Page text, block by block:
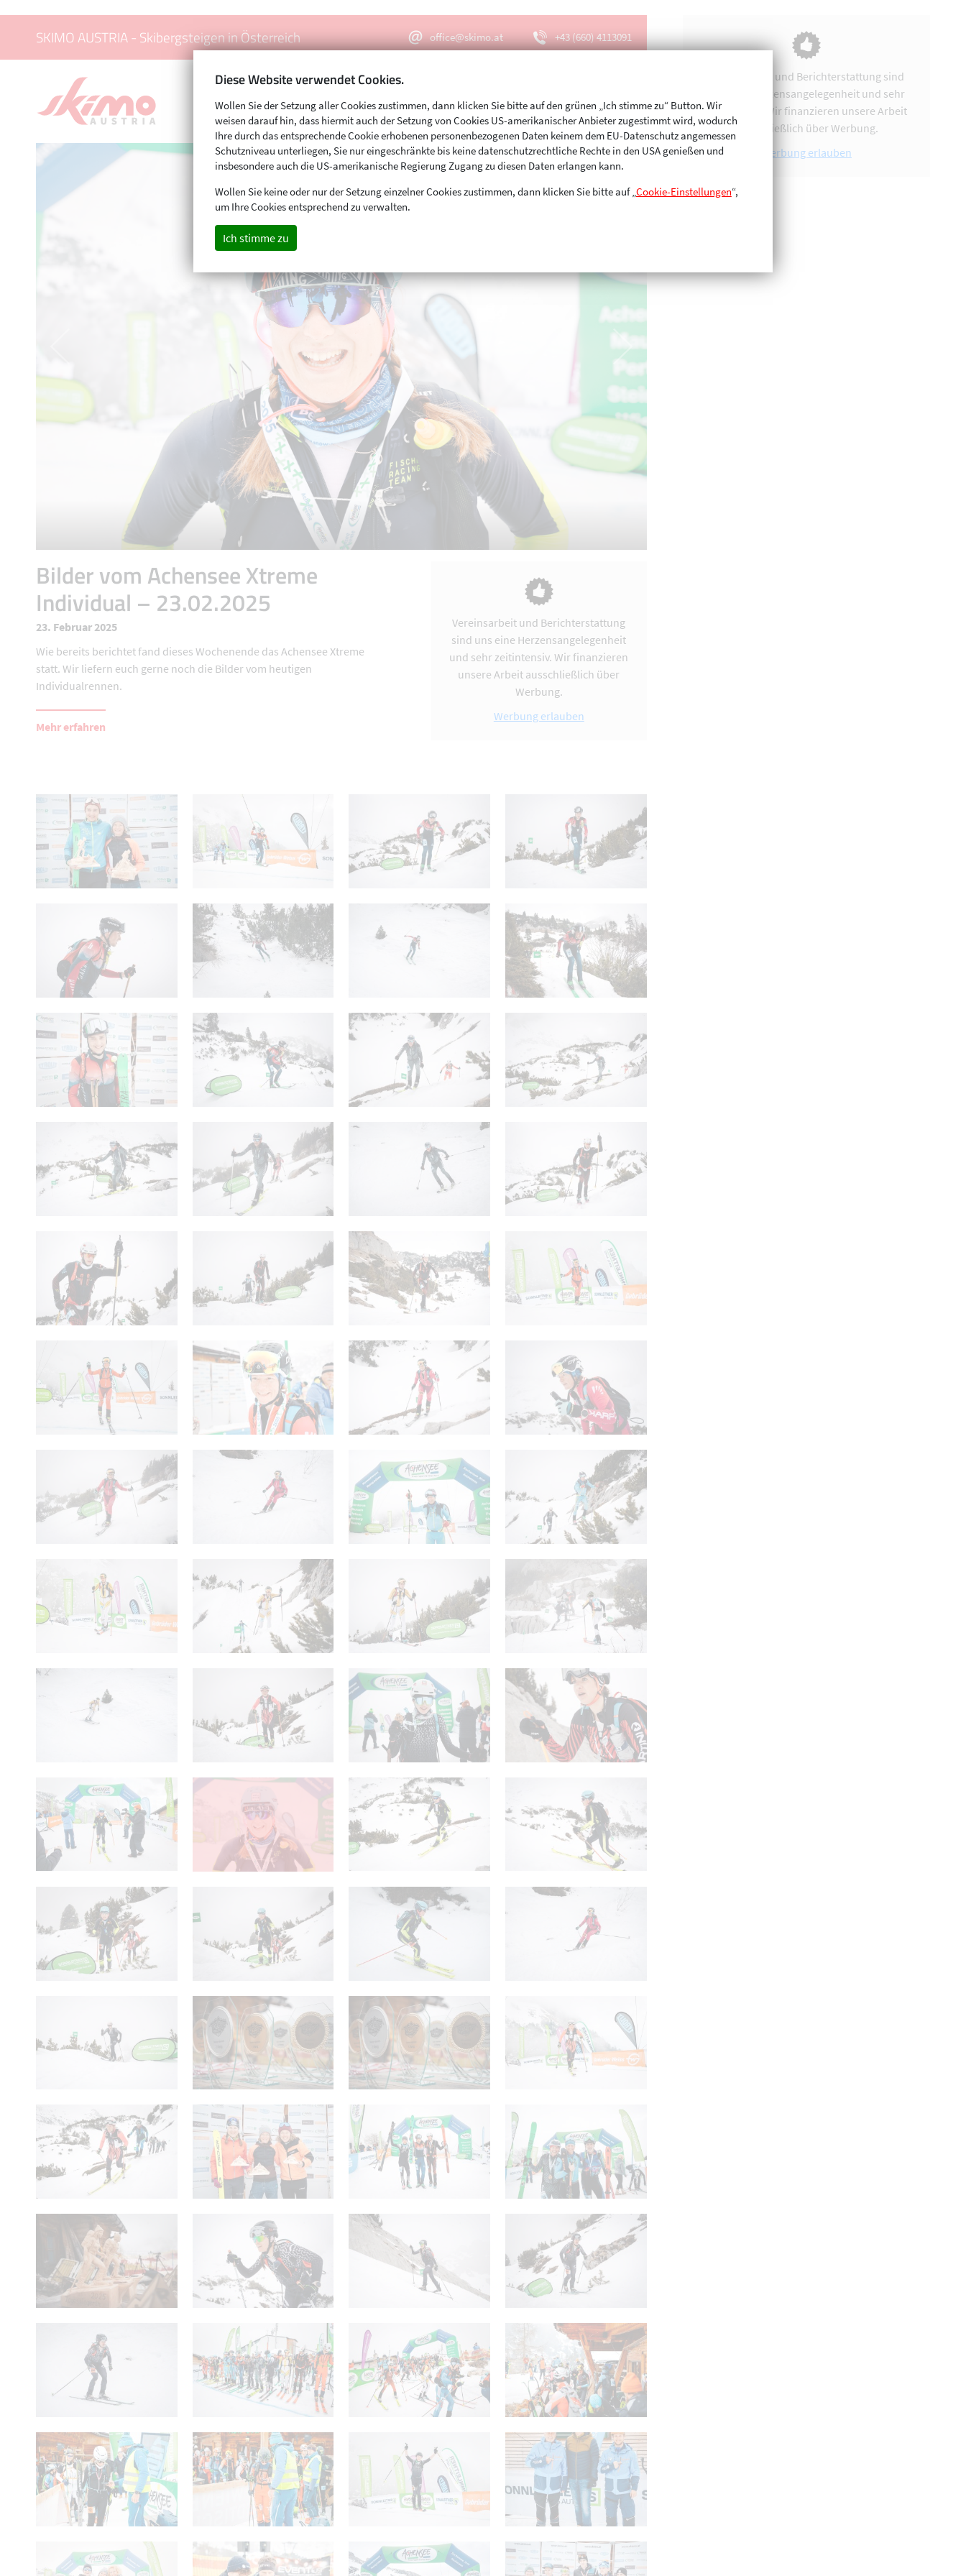
SKIMO AUSTRIA - Skibergsteigen in Österreich office@skimo.at +43 (660) 4113091
Menu
Bilder vom Achensee Xtreme
Individual – 23.02.2025
23. Februar 2025
Wie bereits berichtet fand dieses Wochenende das Achensee Xtreme
statt. Wir liefern euch gerne noch die Bilder vom heutigen
Individualrennen.
Mehr erfahren
Vereinsarbeit und Berichterstattung
sind uns eine Herzensangelegenheit
und sehr zeitintensiv. Wir finanzieren
unsere Arbeit ausschließlich über
Werbung.
Werbung erlauben
Vereinsarbeit und Berichterstattung sind
uns eine Herzensangelegenheit und sehr
zeitintensiv. Wir finanzieren unsere Arbeit
ausschließlich über Werbung.
Werbung erlauben
Diese Website verwendet Cookies.
Wollen Sie der Setzung aller Cookies zustimmen, dann klicken Sie bitte auf den grünen „Ich stimme zu“ Button. Wir
weisen darauf hin, dass hiermit auch der Setzung von Cookies US-amerikanischer Anbieter zugestimmt wird, wodurch
Ihre durch das entsprechende Cookie erhobenen personenbezogenen Daten keinem dem EU-Datenschutz angemessen
Schutzniveau unterliegen, Sie nur eingeschränkte bis keine datenschutzrechtliche Rechte in den USA genießen und
insbesondere auch die US-amerikanische Regierung Zugang zu diesen Daten erlangen kann.
Wollen Sie keine oder nur der Setzung einzelner Cookies zustimmen, dann klicken Sie bitte auf „Cookie-Einstellungen“,
um Ihre Cookies entsprechend zu verwalten.
Ich stimme zu